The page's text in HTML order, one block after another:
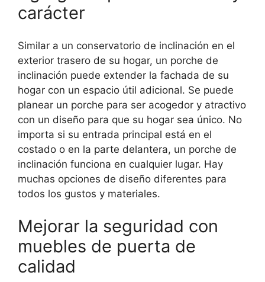
carácter
Similar a un conservatorio de inclinación en el
exterior trasero de su hogar, un porche de
inclinación puede extender la fachada de su
hogar con un espacio útil adicional. Se puede
planear un porche para ser acogedor y atractivo
con un diseño para que su hogar sea único. No
importa si su entrada principal está en el
costado o en la parte delantera, un porche de
inclinación funciona en cualquier lugar. Hay
muchas opciones de diseño diferentes para
todos los gustos y materiales.
Mejorar la seguridad con
muebles de puerta de
calidad